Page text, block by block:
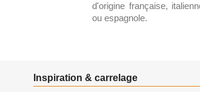
d'origine française,
ou espagnole.
Inspiration & carrelage